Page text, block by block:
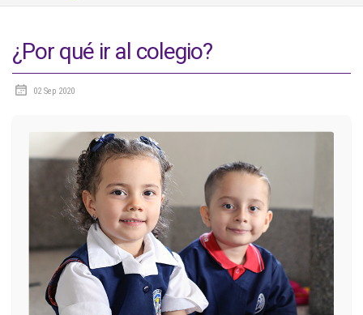
¿Por qué ir al colegio?
02 Sep 2020
Departamentos
Extensión
Circulares
Académico
Padres
Egresados
Pagos